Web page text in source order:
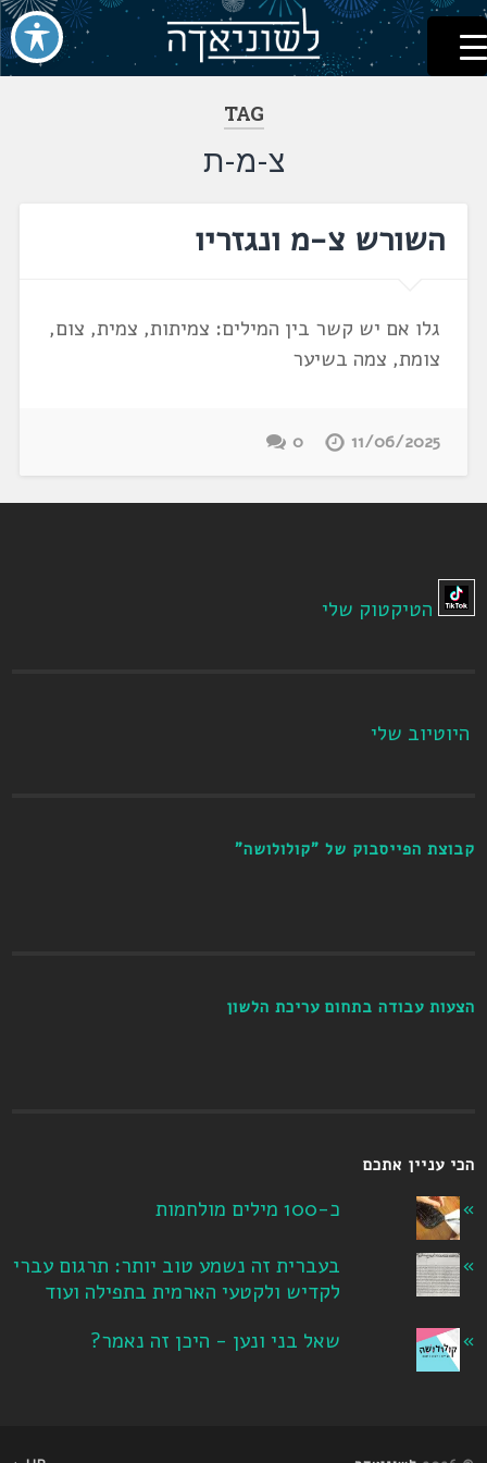
דלג
לתוכן
לשוניאדה
עברית. לשון. שפה
TAG
צ-מ-ת
השורש צ-מ ונגזריו
גלו אם יש קשר בין המילים: צמיתות, צמית, צום,
צומת, צמה בשיער
11/06/2025
0
הטיקטוק שלי
היוטיוב שלי
קבוצת הפייסבוק של "קולולושה"
הצעות עבודה בתחום עריכת הלשון
הכי עניין אתכם
כ-100 מילים מולחמות
בעברית זה נשמע טוב יותר: תרגום עברי
לקדיש ולקטעי הארמית בתפילה ועוד
שאל בני ונען - היכן זה נאמר?